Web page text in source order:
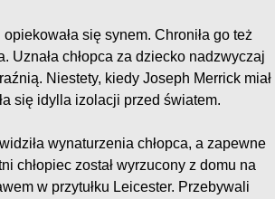
się synem. Chroniła go też
Uznała chłopca za dziecko nadzwyczaj
Niestety, kiedy Joseph Merrick miał
się idylla izolacji przed światem.
wynaturzenia chłopca, a zapewne
chłopiec został wyrzucony z domu na
w przytułku Leicester. Przebywali